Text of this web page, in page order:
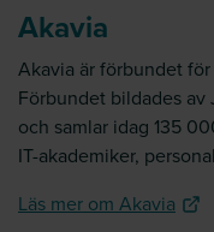
Akavia
Akavia är förbundet
Förbundet bildades
och samlar idag 135
IT-akademiker,
Läs mer om Akavia